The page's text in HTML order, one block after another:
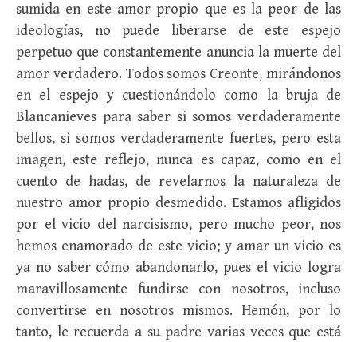
sumida en este amor propio que es la peor de las
ideologías, no puede liberarse de este espejo
perpetuo que constantemente anuncia la muerte del
amor verdadero. Todos somos Creonte, mirándonos
en el espejo y cuestionándolo como la bruja de
Blancanieves para saber si somos verdaderamente
bellos, si somos verdaderamente fuertes, pero esta
imagen, este reflejo, nunca es capaz, como en el
cuento de hadas, de revelarnos la naturaleza de
nuestro amor propio desmedido. Estamos afligidos
por el vicio del narcisismo, pero mucho peor, nos
hemos enamorado de este vicio; y amar un vicio es
ya no saber cómo abandonarlo, pues el vicio logra
maravillosamente fundirse con nosotros, incluso
convertirse en nosotros mismos. Hemón, por lo
tanto, le recuerda a su padre varias veces que está